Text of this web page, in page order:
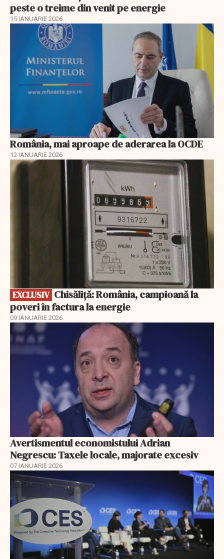
peste o treime din venit pe energie
15 IANUARIE 2026
România, mai aproape de aderarea la OCDE
12 IANUARIE 2026
EXCLUSIV
EXCLUSIV
poveri în factura la energie
09 IANUARIE 2026
Avertismentul economistului Adrian
Negrescu: Taxele locale, majorate excesiv
07 IANUARIE 2026